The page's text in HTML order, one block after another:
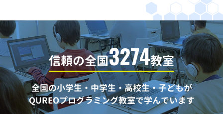
信頼の全国3274教室
全国の小学生・中学生・高校生・子どもが
QUREOプログラミング教室で学んでいます